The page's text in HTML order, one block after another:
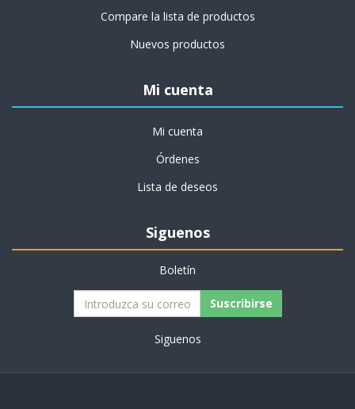
Compare la lista de productos
Nuevos productos
Mi cuenta
Mi cuenta
Órdenes
Lista de deseos
Siguenos
Boletín
Siguenos